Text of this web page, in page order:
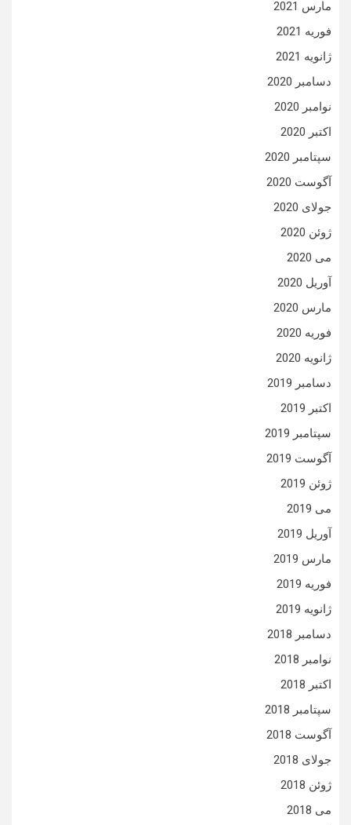
مارس 2021
فوریه 2021
ژانویه 2021
دسامبر 2020
نوامبر 2020
اکتبر 2020
سپتامبر 2020
آگوست 2020
جولای 2020
ژوئن 2020
می 2020
آوریل 2020
مارس 2020
فوریه 2020
ژانویه 2020
دسامبر 2019
اکتبر 2019
سپتامبر 2019
آگوست 2019
ژوئن 2019
می 2019
آوریل 2019
مارس 2019
فوریه 2019
ژانویه 2019
دسامبر 2018
نوامبر 2018
اکتبر 2018
سپتامبر 2018
آگوست 2018
جولای 2018
ژوئن 2018
می 2018